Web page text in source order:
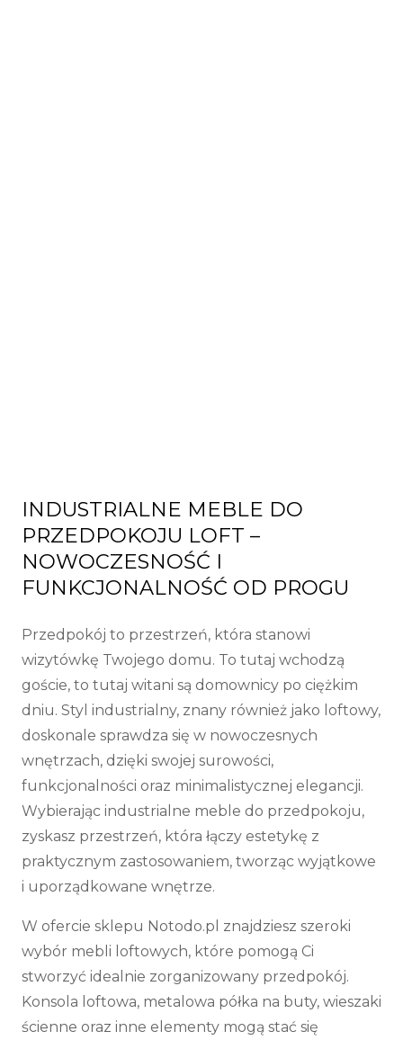
INDUSTRIALNE MEBLE DO
PRZEDPOKOJU LOFT –
NOWOCZESNOŚĆ I
FUNKCJONALNOŚĆ OD PROGU
Przedpokój to przestrzeń, która stanowi
wizytówkę Twojego domu. To tutaj wchodzą
goście, to tutaj witani są domownicy po ciężkim
dniu. Styl industrialny, znany również jako loftowy,
doskonale sprawdza się w nowoczesnych
wnętrzach, dzięki swojej surowości,
funkcjonalności oraz minimalistycznej elegancji.
Wybierając industrialne meble do przedpokoju,
zyskasz przestrzeń, która łączy estetykę z
praktycznym zastosowaniem, tworząc wyjątkowe
i uporządkowane wnętrze.
W ofercie sklepu Notodo.pl znajdziesz szeroki
wybór mebli loftowych, które pomogą Ci
stworzyć idealnie zorganizowany przedpokój.
Konsola loftowa, metalowa półka na buty, wieszaki
ścienne oraz inne elementy mogą stać się